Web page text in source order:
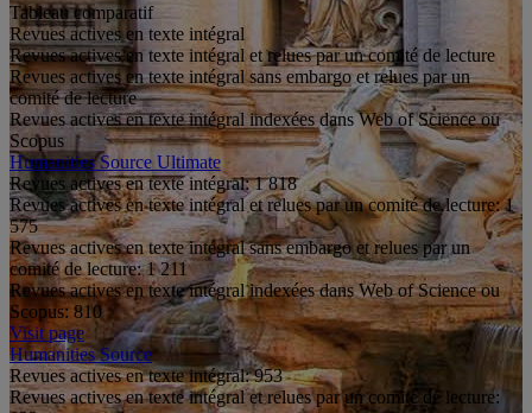
Tableau comparatif
Revues actives en texte intégral
Revues actives en texte intégral et relues par un comité de lecture
Revues actives en texte intégral sans embargo et relues par un
comité de lecture
Revues actives en texte intégral indexées dans Web of Science ou
Scopus
Humanities Source Ultimate
Revues actives en texte intégral:1 818
Revues actives en texte intégral et relues par un comité de lecture:1
575
Revues actives en texte intégral sans embargo et relues par un
comité de lecture:1 211
Revues actives en texte intégral indexées dans Web of Science ou
Scopus: 810
Visit page
Humanities Source
Revues actives en texte intégral:953
Revues actives en texte intégral et relues par un comité de lecture: